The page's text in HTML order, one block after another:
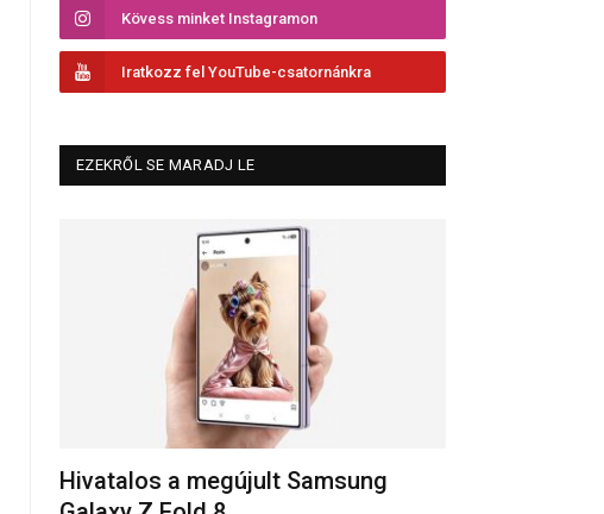
Kövess minket Instagramon
Iratkozz fel YouTube-csatornánkra
EZEKRŐL SE MARADJ LE
Hivatalos a megújult Samsung